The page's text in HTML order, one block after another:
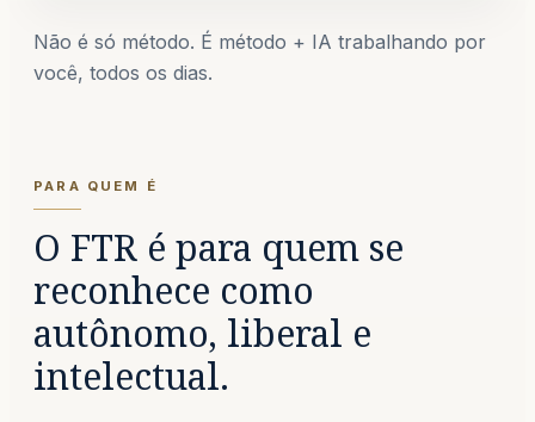
Não é só método. É método + IA trabalhando por
você, todos os dias.
PARA QUEM É
O FTR é para quem se
reconhece como
autônomo, liberal e
intelectual.